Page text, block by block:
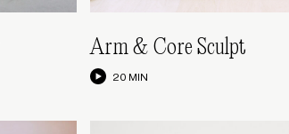
Arm & Core Sculpt
20 MIN